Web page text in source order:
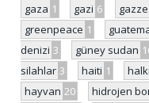
gaza 1 gazi 6 gazze
greenpeace 1
denizi 3 güney sudan
silahlar 3 haiti 1
hayvan 20 hidrojen